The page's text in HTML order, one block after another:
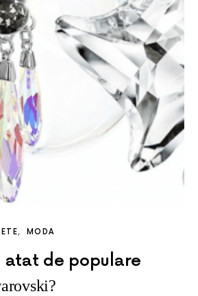
MODA
atat de populare